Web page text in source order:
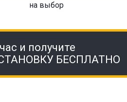
на выбор
и получите
БЕСПЛАТНО